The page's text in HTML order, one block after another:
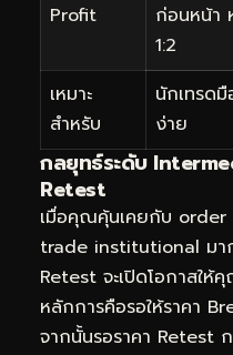
Profit
ก่อนหน้า
1:2
เหมาะ
สำหรับ
นักเทรด
ง่าย
กลยุทธ์ระดับ
Retest
เมื่อคุณคุ้นเคยกับ
trade institutional มา
Retest จะเปิดโอกาสให้
หลักการคือรอให้ราคา
จากนั้นรอราคา Retest